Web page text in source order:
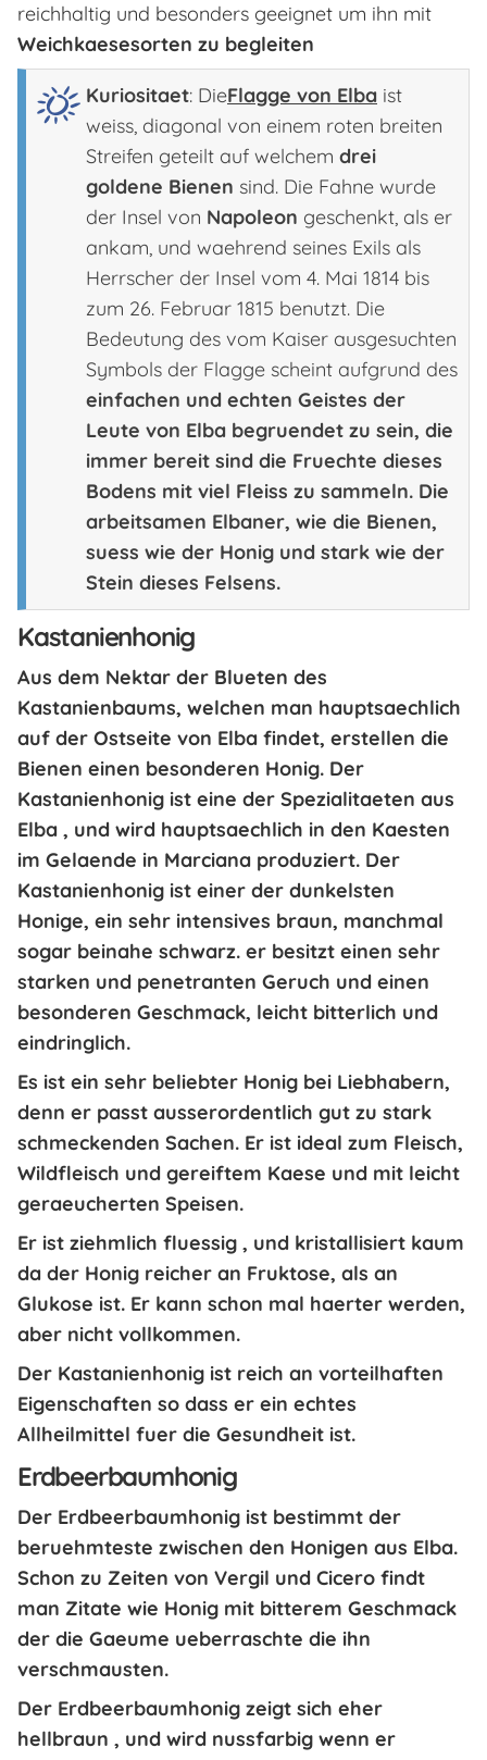
reichhaltig und besonders geeignet um ihn mit
Weichkaesesorten zu begleiten
Kuriositaet: DieFlagge von Elba ist
weiss, diagonal von einem roten breiten
Streifen geteilt auf welchem drei
goldene Bienen sind. Die Fahne wurde
der Insel von Napoleon geschenkt, als er
ankam, und waehrend seines Exils als
Herrscher der Insel vom 4. Mai 1814 bis
zum 26. Februar 1815 benutzt. Die
Bedeutung des vom Kaiser ausgesuchten
Symbols der Flagge scheint aufgrund des
einfachen und echten Geistes der
Leute von Elba begruendet zu sein, die
immer bereit sind die Fruechte dieses
Bodens mit viel Fleiss zu sammeln. Die
arbeitsamen Elbaner, wie die Bienen,
suess wie der Honig und stark wie der
Stein dieses Felsens.
Kastanienhonig
Aus dem Nektar der Blueten des
Kastanienbaums, welchen man hauptsaechlich
auf der Ostseite von Elba findet, erstellen die
Bienen einen besonderen Honig. Der
Kastanienhonig ist eine der Spezialitaeten aus
Elba , und wird hauptsaechlich in den Kaesten
im Gelaende in Marciana produziert. Der
Kastanienhonig ist einer der dunkelsten
Honige, ein sehr intensives braun, manchmal
sogar beinahe schwarz. er besitzt einen sehr
starken und penetranten Geruch und einen
besonderen Geschmack, leicht bitterlich und
eindringlich.
Es ist ein sehr beliebter Honig bei Liebhabern,
denn er passt ausserordentlich gut zu stark
schmeckenden Sachen. Er ist ideal zum Fleisch,
Wildfleisch und gereiftem Kaese und mit leicht
geraeucherten Speisen.
Er ist ziehmlich fluessig , und kristallisiert kaum
da der Honig reicher an Fruktose, als an
Glukose ist. Er kann schon mal haerter werden,
aber nicht vollkommen.
Der Kastanienhonig ist reich an vorteilhaften
Eigenschaften so dass er ein echtes
Allheilmittel fuer die Gesundheit ist.
Erdbeerbaumhonig
Der Erdbeerbaumhonig ist bestimmt der
beruehmteste zwischen den Honigen aus Elba.
Schon zu Zeiten von Vergil und Cicero findt
man Zitate wie Honig mit bitterem Geschmack
der die Gaeume ueberraschte die ihn
verschmausten.
Der Erdbeerbaumhonig zeigt sich eher
hellbraun , und wird nussfarbig wenn er